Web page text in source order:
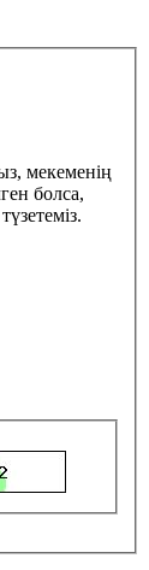
мекеменің
болса,